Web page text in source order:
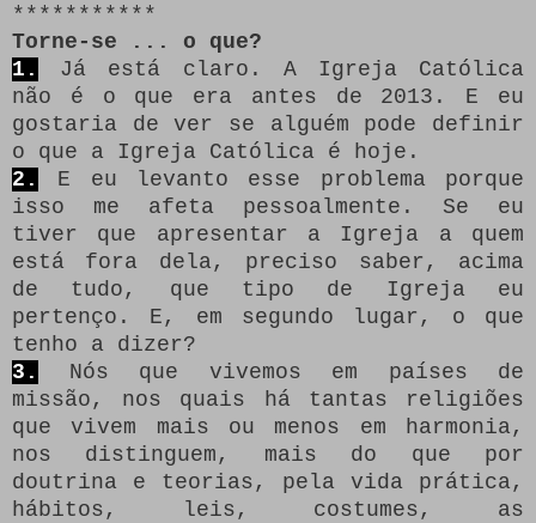
***********
Torne-se ... o que?
1.
Já está claro.
A Igreja Católica
não é o que era antes de 2013. E eu
gostaria de ver se alguém pode definir
o que a Igreja Católica é hoje.
2.
E eu levanto esse problema porque
isso me afeta pessoalmente.
Se eu
tiver que apresentar a Igreja a quem
está fora dela, preciso saber, acima
de tudo, que tipo de Igreja eu
pertenço.
E, em segundo lugar, o que
tenho a dizer?
3.
Nós que vivemos em países de
missão, nos quais há tantas religiões
que vivem mais ou menos em harmonia,
nos distinguem, mais do que por
doutrina e teorias, pela vida prática,
hábitos, leis, costumes, as